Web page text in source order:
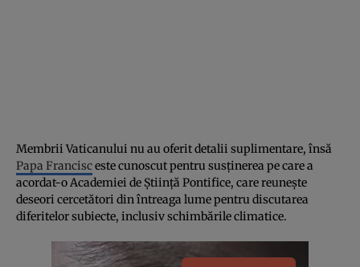
Membrii Vaticanului nu au oferit detalii suplimentare, însă
Papa Francisceste cunoscut pentru susţinerea pe care a
acordat-o Academiei de Ştiinţă Pontifice, care reuneşte
deseori cercetători din întreaga lume pentru discutarea
diferitelor subiecte, inclusiv schimbările climatice.